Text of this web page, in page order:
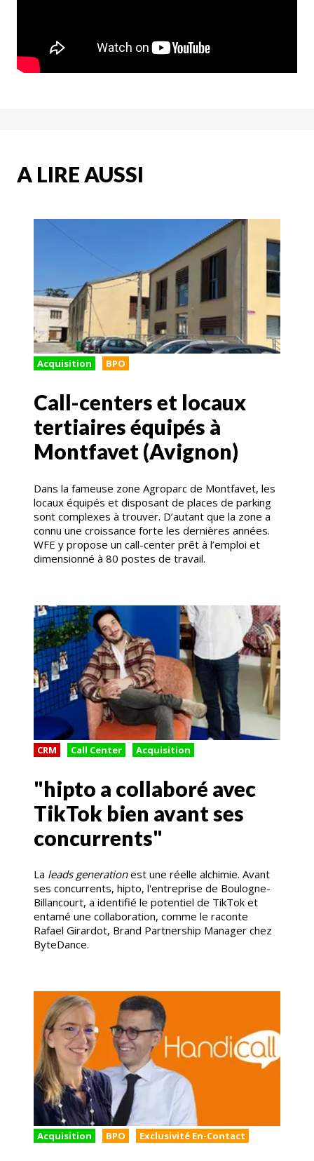
A LIRE AUSSI
Acquisition BPO
Call-centers et locaux
tertiaires équipés à
Montfavet (Avignon)
Dans la fameuse zone Agroparc de Montfavet, les
locaux équipés et disposant de places de parking
sont complexes à trouver. D’autant que la zone a
connu une croissance forte les dernières années.
WFE y propose un call-center prêt à l’emploi et
dimensionné à 80 postes de travail.
CRM Call Center Acquisition
"hipto a collaboré avec
TikTok bien avant ses
concurrents"
La leads generationest une réelle alchimie. Avant
ses concurrents, hipto, l'entreprise de Boulogne-
Billancourt, a identifié le potentiel de TikTok et
entamé une collaboration, comme le raconte
Rafael Girardot, Brand Partnership Manager chez
ByteDance.
Acquisition BPO Exclusivité En-Contact